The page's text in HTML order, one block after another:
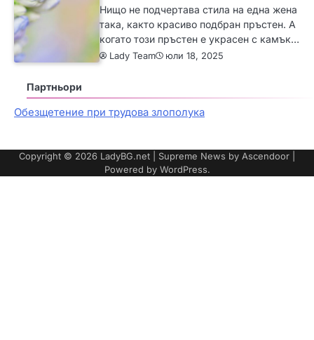
Нищо не подчертава стила на една жена
така, както красиво подбран пръстен. А
когато този пръстен е украсен с камък…
Lady Team юли 18, 2025
Партньори
Обезщетение при трудова злополука
Copyright © 2026 LadyBG.net | Supreme News by Ascendoor
Powered by WordPress.